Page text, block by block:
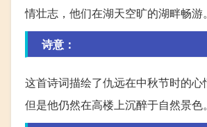
情壮志，他们在湖天空旷的湖畔畅游。
诗意：
这首诗词描绘了仇远在中秋节时的
但是他仍然在高楼上沉醉于自然景